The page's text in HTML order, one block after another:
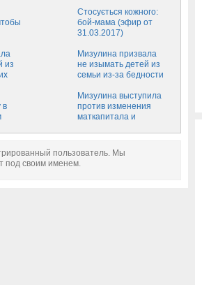
Стосується кожного:
бой-мама (эфир от
31.03.2017)
из
Мизулина призвала
не изымать детей из
семьи из-за бедности
в
Мизулина выступила
против изменения
маткапитала и
пользователь. Мы
под своим именем.